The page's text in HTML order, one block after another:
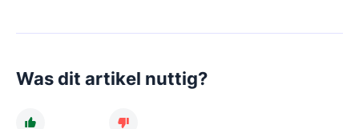
Was dit artikel nuttig?